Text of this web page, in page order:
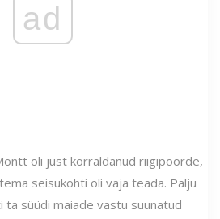
ad
oli just korraldanud riigipöörde,
seisukohti oli vaja teada. Palju
süüdi maiade vastu suunatud